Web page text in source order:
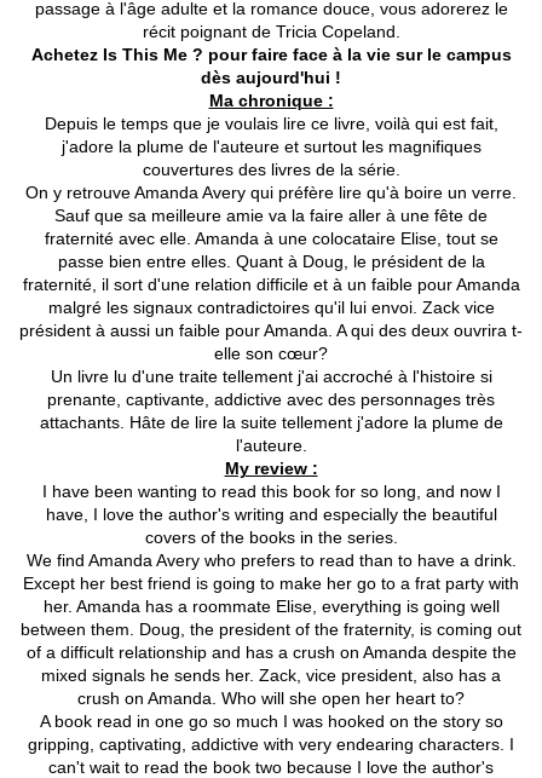
passage à l'âge adulte et la romance douce, vous adorerez le
récit poignant de Tricia Copeland.
Achetez Is This Me ? pour faire face à la vie sur le campus
dès aujourd'hui !
Ma chronique :
Depuis le temps que je voulais lire ce livre, voilà qui est fait,
j'adore la plume de l'auteure et surtout les magnifiques
couvertures des livres de la série.
On y retrouve Amanda Avery qui préfère lire qu'à boire un verre.
Sauf que sa meilleure amie va la faire aller à une fête de
fraternité avec elle. Amanda à une colocataire Elise, tout se
passe bien entre elles. Quant à Doug, le président de la
fraternité, il sort d'une relation difficile et à un faible pour Amanda
malgré les signaux contradictoires qu'il lui envoi. Zack vice
président à aussi un faible pour Amanda. A qui des deux ouvrira t-
elle son cœur?
Un livre lu d'une traite tellement j'ai accroché à l'histoire si
prenante, captivante, addictive avec des personnages très
attachants. Hâte de lire la suite tellement j'adore la plume de
l'auteure.
My review :
I have been wanting to read this book for so long, and now I
have, I love the author's writing and especially the beautiful
covers of the books in the series.
We find Amanda Avery who prefers to read than to have a drink.
Except her best friend is going to make her go to a frat party with
her. Amanda has a roommate Elise, everything is going well
between them. Doug, the president of the fraternity, is coming out
of a difficult relationship and has a crush on Amanda despite the
mixed signals he sends her. Zack, vice president, also has a
crush on Amanda. Who will she open her heart to?
A book read in one go so much I was hooked on the story so
gripping, captivating, addictive with very endearing characters. I
can't wait to read the book two because I love the author's